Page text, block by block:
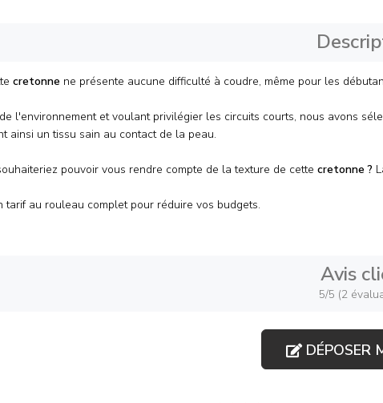
cretonne ne présente aucune difficulté à coudre, même pour les
l'environnement et voulant privilégier les circuits courts, nous avons
ainsi un tissu sain au contact de la peau.
pouvoir vous rendre compte de la texture de cette cretonne ?
tarif au rouleau complet pour réduire vos budgets.
Avis
5/5 (2
DÉPOSER